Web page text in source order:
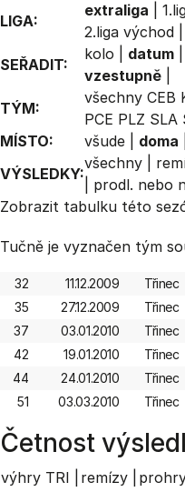
LIGA:
extraliga
2.liga východ
SEŘADIT:
kolo datum
vzestupně
TÝM:
všechny CEB
PCE PLZ SLA
MÍSTO:
všude doma
VÝSLEDKY:
všechny
prodl. nebo
Zobrazit tabulku této
Tučně je vyznačen tým
32 11.12.2009 Třinec
35
27.12.2009 Třinec
37
03.01.2010 Třinec
42
19.01.2010 Třinec
44
24.01.2010 Třinec
51
03.03.2010 Třinec
Četnost
výhry TRI | remízy |